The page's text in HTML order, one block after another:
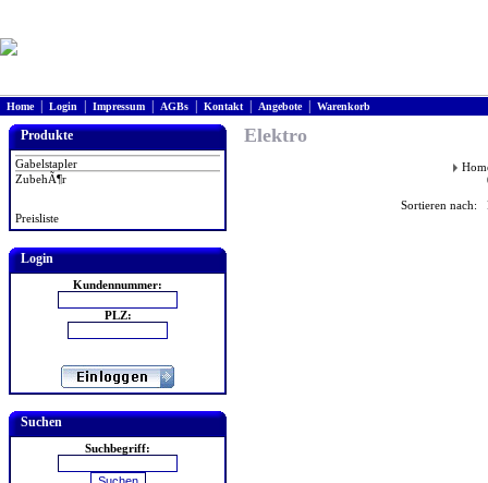
Home| Login Impressum AGBs Kontakt| Angebote| Warenkorb
Produkte
Gabelstapler
ZubehÃ¶r
Preisliste
Login
Kundennummer:
PLZ:
Suchen
Suchbegriff:
Elektro
Sortieren nach: